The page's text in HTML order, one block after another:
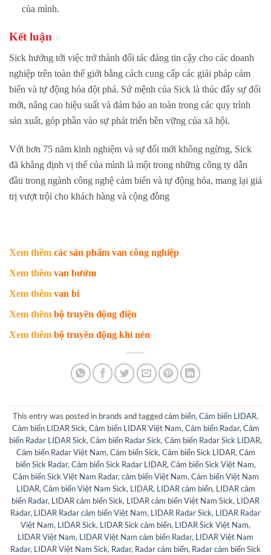
của mình.
Kết luận
Sick hướng tới việc trở thành đối tác đáng tin cậy cho các doanh
nghiệp trên toàn thế giới bằng cách cung cấp các giải pháp cảm
biến và tự động hóa đột phá. Sứ mệnh của Sick là thúc đẩy sự đổi
mới, nâng cao hiệu suất và đảm bảo an toàn trong các quy trình
sản xuất, góp phần vào sự phát triển bền vững của xã hội.
Với hơn 75 năm kinh nghiệm và sự đổi mới không ngừng, Sick
đã khẳng định vị thế của mình là một trong những công ty dẫn
đầu trong ngành công nghệ cảm biến và tự động hóa, mang lại giá
trị vượt trội cho khách hàng và cộng đồng
Xem thêm các sản phẩm van công nghiệp
Xem thêm van bướm
Xem thêm van bi
Xem thêm bộ truyền động điện
Xem thêm bộ truyền động khí nén
This entry was posted in brands and taggedcảm biến,Cảm biến LIDAR,
Cảm biến LIDAR Sick,Cảm biến LIDAR Việt Nam,Cảm biến Radar,Cảm
biến Radar LIDAR Sick,Cảm biến Radar Sick,Cảm biến Radar Sick LIDAR,
Cảm biến Radar Việt Nam,Cảm biến Sick,Cảm biến Sick LIDAR,Cảm
biến Sick Radar,Cảm biến Sick Radar LIDAR,Cảm biến Sick Việt Nam,
Cảm biến Sick Việt Nam Radar,cảm biến Việt Nam,Cảm biến Việt Nam
LIDAR,Cảm biến Việt Nam Sick, LIDAR, LIDAR cảm biến, LIDAR cảm
biến Radar, LIDAR cảm biến Sick, LIDAR cảm biến Việt Nam Sick, LIDAR
Radar, LIDAR Radar cảm biến Việt Nam, LIDAR Radar Sick, LIDAR Radar
Việt Nam, LIDAR Sick, LIDAR Sick cảm biến, LIDAR Sick Việt Nam,
LIDAR Việt Nam, LIDAR Việt Nam cảm biến Radar, LIDAR Việt Nam
Radar, LIDAR Việt Nam Sick, Radar, Radar cảm biến, Radar cảm biến Sick